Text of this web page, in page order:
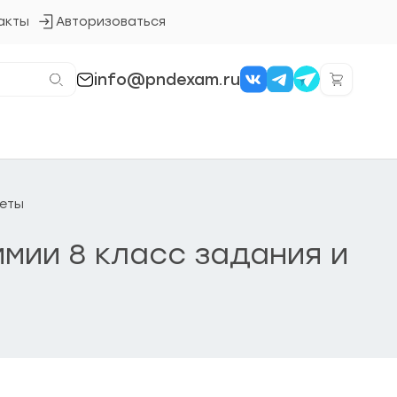
Авторизоваться
Кнопка
info@pndexam.ru
8 класс задания и